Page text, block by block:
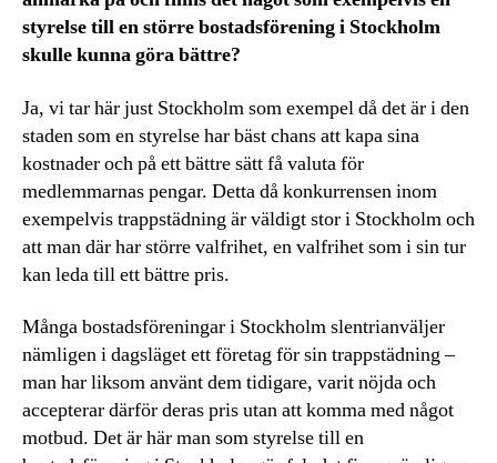
styrelse till en större bostadsförening i Stockholm
skulle kunna göra bättre?
Ja, vi tar här just Stockholm som exempel då det är i den
staden som en styrelse har bäst chans att kapa sina
kostnader och på ett bättre sätt få valuta för
medlemmarnas pengar. Detta då konkurrensen inom
exempelvis trappstädning är väldigt stor i Stockholm och
att man där har större valfrihet, en valfrihet som i sin tur
kan leda till ett bättre pris.
Många bostadsföreningar i Stockholm slentrianväljer
nämligen i dagsläget ett företag för sin trappstädning –
man har liksom använt dem tidigare, varit nöjda och
accepterar därför deras pris utan att komma med något
motbud. Det är här man som styrelse till en